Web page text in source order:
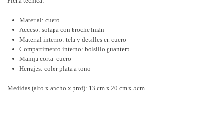
Material: cuero
Acceso: solapa con broche imán
Material interno: tela y detalles en cuero
Compartimento interno: bolsillo guantero
Manija corta: cuero
Herrajes: color plata a tono
Medidas (alto x ancho x prof): 13 cm x 20 cm x 5cm.